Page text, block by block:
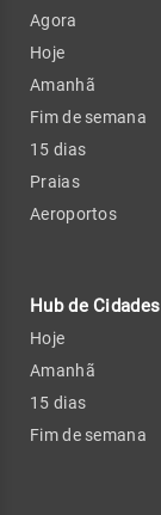
Agora
Hoje
Amanhã
Fim de semana
15 dias
Praias
Aeroportos
Hub de Cidades
Hoje
Amanhã
15 dias
Fim de semana